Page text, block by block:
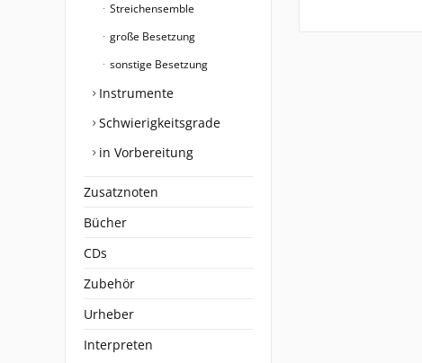
Streichensemble
große Besetzung
sonstige Besetzung
Instrumente
Schwierigkeitsgrade
in Vorbereitung
Zusatznoten
Bücher
CDs
Zubehör
Urheber
Interpreten